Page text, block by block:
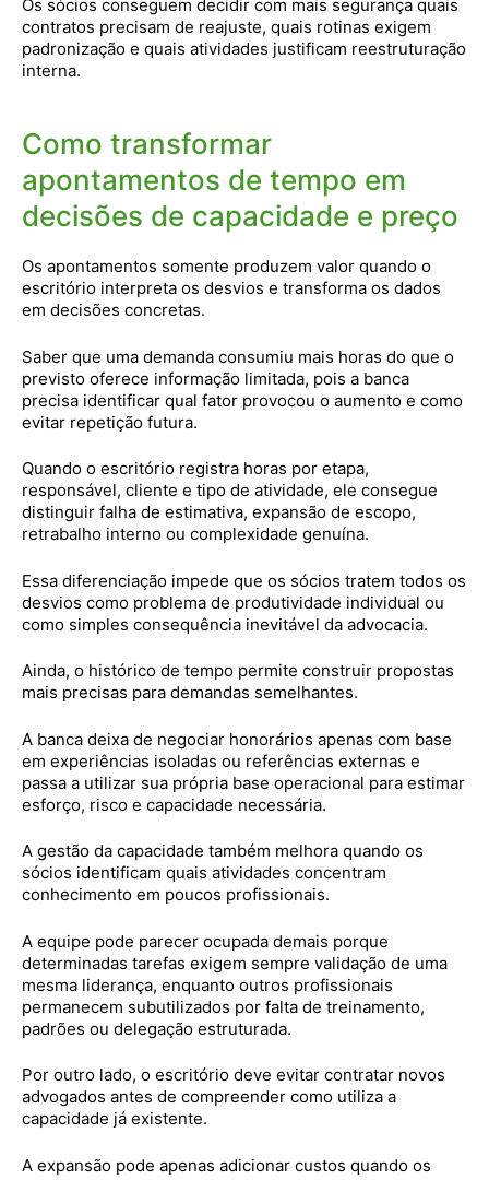
Os sócios conseguem decidir com mais segurança quais
contratos precisam de reajuste, quais rotinas exigem
padronização e quais atividades justificam reestruturação
interna.
Como transformar
apontamentos de tempo em
decisões de capacidade e preço
Os apontamentos somente produzem valor quando o
escritório interpreta os desvios e transforma os dados
em decisões concretas.
Saber que uma demanda consumiu mais horas do que o
previsto oferece informação limitada, pois a banca
precisa identificar qual fator provocou o aumento e como
evitar repetição futura.
Quando o escritório registra horas por etapa,
responsável, cliente e tipo de atividade, ele consegue
distinguir falha de estimativa, expansão de escopo,
retrabalho interno ou complexidade genuína.
Essa diferenciação impede que os sócios tratem todos os
desvios como problema de produtividade individual ou
como simples consequência inevitável da advocacia.
Ainda, o histórico de tempo permite construir propostas
mais precisas para demandas semelhantes.
A banca deixa de negociar honorários apenas com base
em experiências isoladas ou referências externas e
passa a utilizar sua própria base operacional para estimar
esforço, risco e capacidade necessária.
A gestão da capacidade também melhora quando os
sócios identificam quais atividades concentram
conhecimento em poucos profissionais.
A equipe pode parecer ocupada demais porque
determinadas tarefas exigem sempre validação de uma
mesma liderança, enquanto outros profissionais
permanecem subutilizados por falta de treinamento,
padrões ou delegação estruturada.
Por outro lado, o escritório deve evitar contratar novos
advogados antes de compreender como utiliza a
capacidade já existente.
A expansão pode apenas adicionar custos quando os